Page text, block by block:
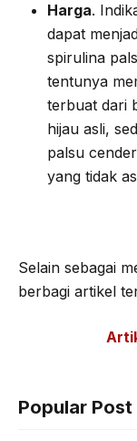
Harga.
dapat
spirulina
tentunya
terbuat dari
hijau asli,
palsu
yang tidak
Selain sebagai
berbagi artikel
Popular Post